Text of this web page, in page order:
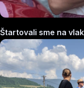
Štartovali sme na